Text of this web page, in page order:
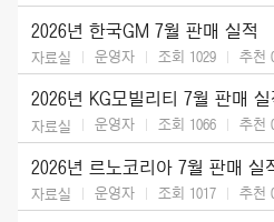
2026년 한국GM 7월 판매 실적
자료실 운영자 조회 1029 추천
2026년 KG모빌리티 7월 판매 실
자료실 운영자 조회 1066 추천
2026년 르노코리아 7월 판매 실
자료실 운영자 조회 1017 추천